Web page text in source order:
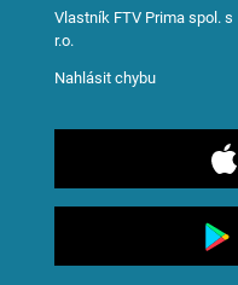
Vlastník FTV Prima spol. s
r.o.
Nahlásit chybu